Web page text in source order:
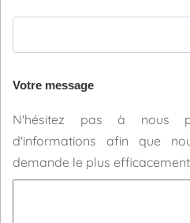
Votre message
N'hésitez pas à nous
d'informations afin que
demande le plus